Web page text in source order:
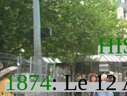
1874: Le 12